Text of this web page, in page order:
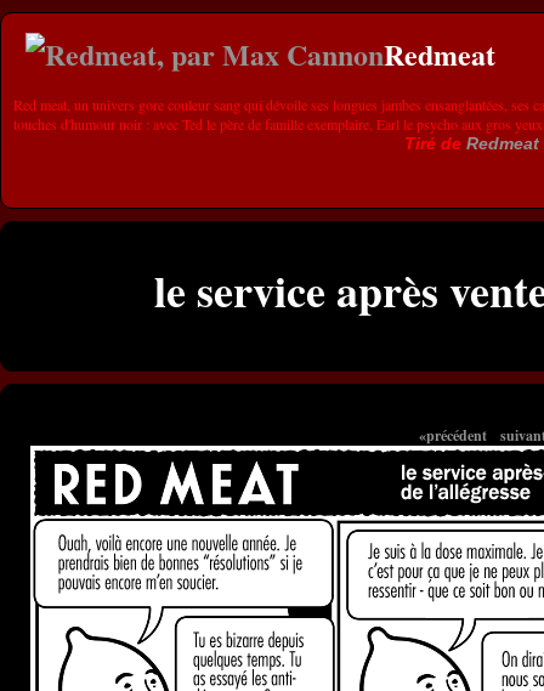
Redmeat
Red meat, un univers gore couleur sang qui dévoile ses longues jambes ensanglantées, ses
touches d'humour noir : avec Ted le père de famille exemplaire, Earl le psycho aux gros
Tiré de Redmeat
le service après
«précédent